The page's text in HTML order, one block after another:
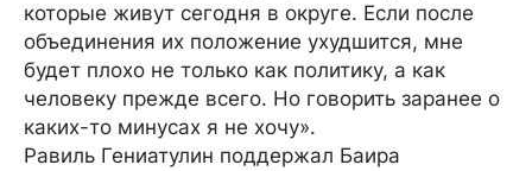
которые живут сегодня в округе. Если после
объ­единения их положение ухудшится, мне
будет плохо не только как политику, а как
человеку прежде всего. Но говорить заранее о
каких-то минусах я не хочу».
Равиль Гениатулин поддержал Баира